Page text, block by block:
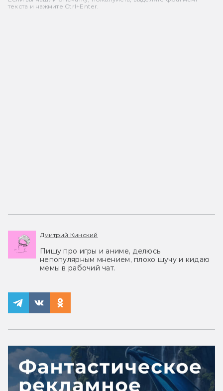
текста и нажмите Ctrl+Enter.
Дмитрий Кинский
Пишу про игры и аниме, делюсь
непопулярным мнением, плохо шучу и кидаю
мемы в рабочий чат.